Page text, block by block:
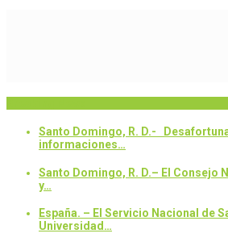
Santo Domingo, R. D.-
informaciones…
Santo Domingo, R. D.– El Consejo
y…
España. – El Servicio Nacional de
Universidad…